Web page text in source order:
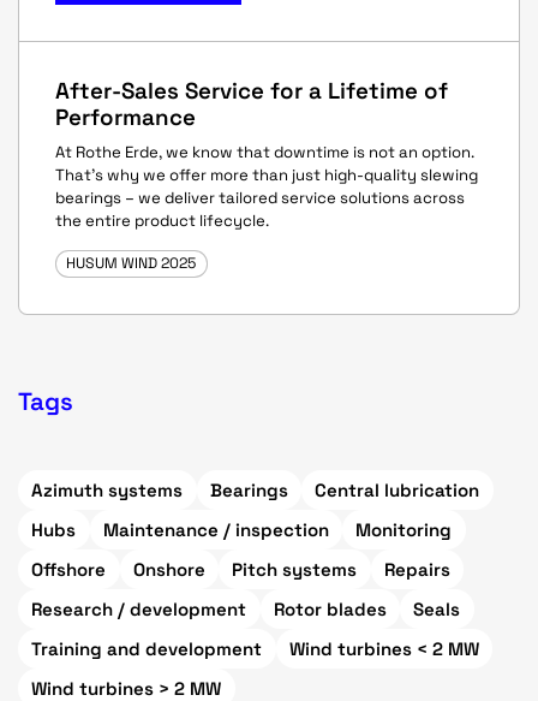
After-Sales Service for a Lifetime of
Performance
At Rothe Erde, we know that downtime is not an option.
That’s why we offer more than just high-quality slewing
bearings – we deliver tailored service solutions across
the entire product lifecycle.
HUSUM WIND 2025
Tags
Azimuth systems Bearings
Central lubrication
Hubs
Maintenance / inspection
Monitoring
Offshore
Onshore Pitch systems
Repairs
Research / development
Rotor blades
Seals
Training and development
Wind turbines < 2 MW
Wind turbines > 2 MW